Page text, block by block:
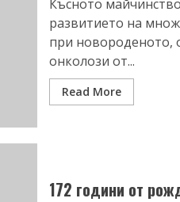
Късното
развитието на
при новороденото,
онколози от...
Read More
172 години от